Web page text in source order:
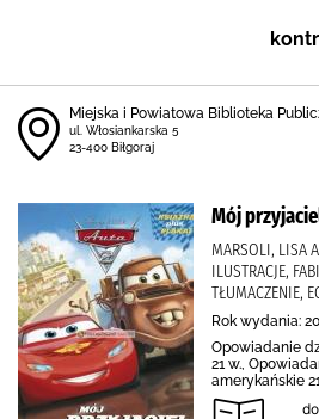
Miejska i Powiatowa Biblioteka
ul. Włosiankarska 5
23-400 Biłgoraj
Mój
MARSOLI, LISA
ILUSTRACJE,
TŁUMACZENIE,
Rok wydania:
Opowiadanie
21 w.,
amerykańskie